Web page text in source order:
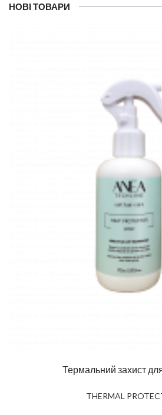
НОВІ ТОВАРИ
Термальний захист
THERMAL